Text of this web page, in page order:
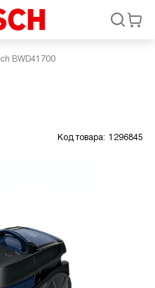
BWD41700
Код товара: 1296845